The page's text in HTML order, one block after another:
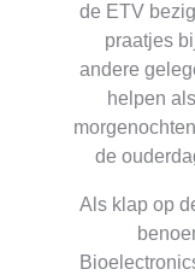
de ETV
praatjes
andere
helpen
de
Als klap op